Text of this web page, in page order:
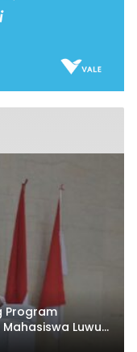
Program
Luwu
Nyata bagi